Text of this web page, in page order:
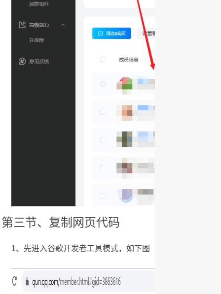
第三节、复制网页代码
1、先进入谷歌开发者工具模式，如下图